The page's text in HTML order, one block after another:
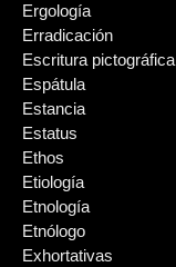
Ergología
Erradicación
Escritura pictográfica
Espátula
Estancia
Estatus
Ethos
Etiología
Etnología
Etnólogo
Exhortativas